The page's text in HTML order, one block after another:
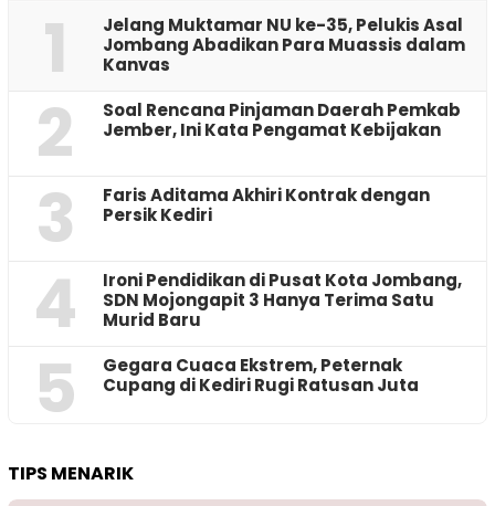
1
Jelang Muktamar NU ke-35, Pelukis Asal
Jombang Abadikan Para Muassis dalam
Kanvas
2
‎Soal Rencana Pinjaman Daerah Pemkab
Jember, Ini Kata Pengamat Kebijakan ‎
3
Faris Aditama Akhiri Kontrak dengan
Persik Kediri
4
Ironi Pendidikan di Pusat Kota Jombang,
SDN Mojongapit 3 Hanya Terima Satu
Murid Baru
5
‎Gegara Cuaca Ekstrem, Peternak
Cupang di Kediri Rugi Ratusan Juta
TIPS MENARIK